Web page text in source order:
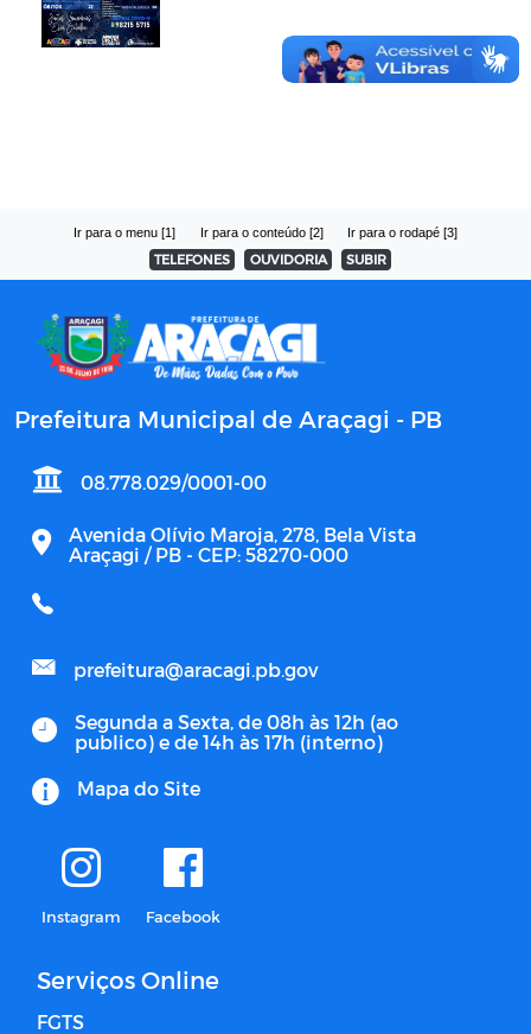
Ir para o menu [1] Ir para o conteúdo [2] Ir para o rodapé [3]
TELEFONES OUVIDORIA SUBIR
Prefeitura Municipal de Araçagi - PB
08.778.029/0001-00
Avenida Olívio Maroja, 278, Bela Vista
Araçagi / PB - CEP: 58270-000
prefeitura@aracagi.pb.gov
Segunda a Sexta, de 08h às 12h (ao
publico) e de 14h às 17h (interno)
Mapa do Site
Instagram Facebook
Serviços Online
FGTS